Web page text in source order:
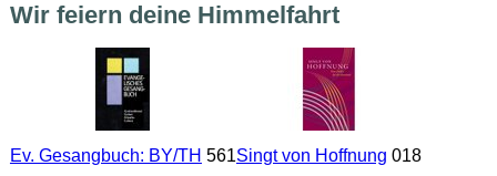
Wir feiern deine Himmelfahrt
Ev. Gesangbuch: BY/TH 561Singt von Hoffnung 018